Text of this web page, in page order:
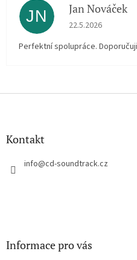
JN Jan Nováček
Hodnocení
22.5.2026
Perfektní spolupráce.
Z
Kontakt
info@cd-soundtrack.cz
Informace pro vás